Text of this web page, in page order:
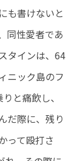
も書けないと
同性愛者であ
タインは、64
ニック島のフ
と痛飲し、
だ際に、残り
って殴打さ